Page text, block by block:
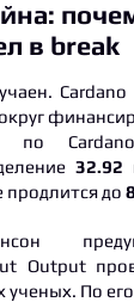
в break
по
32.92
продлится до
Output
По